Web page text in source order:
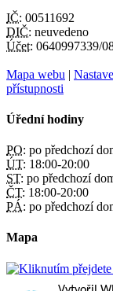
IČ: 00511692
DIČ: neuvedeno
Účet: 0640997339/
Mapa webu |
přístupnosti
Úřední hodiny
PO: po předchozí
ÚT: 18:00-20:00
ST: po předchozí
ČT: 18:00-20:00
PÁ: po předchozí
Mapa